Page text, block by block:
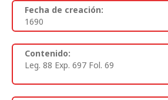
Fecha de creación:
1690
Contenido:
Leg. 88 Exp. 697 Fol. 69